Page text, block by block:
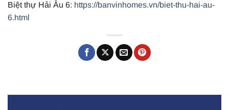
Biệt thự Hải Âu 6: https://banvinhomes.vn/biet-thu-hai-au-
6.html